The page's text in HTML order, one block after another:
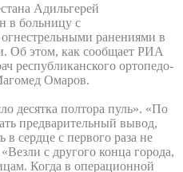
Адильгерей
в больницу с
ранениями в
Об этом, как сообщает РИА
республиканского ортопедо-
Омаров.
десятка полтора пуль». «По
предварительный вывод,
сердце с первого раза не
с другого конца города,
Когда в операционной